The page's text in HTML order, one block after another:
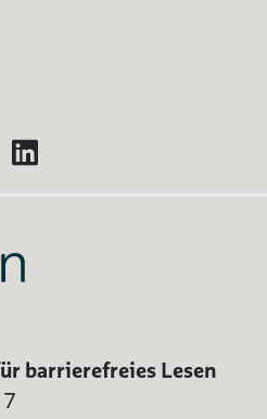
Blog
barrierefreies Lesen